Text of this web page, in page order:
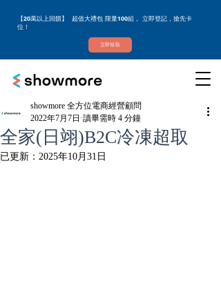
【20萬以上回饋】 超值大禮包 限量100組， 立即登記，搶先卡
位！
立即領取
全家(日翊)B2C冷凍超取
showmore 全方位電商經營顧問
2022年7月7日 讀畢需時 4 分鐘
已更新： 2025年10月31日